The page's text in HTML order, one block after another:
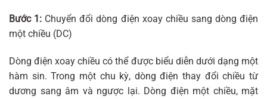
Bước 1: Chuyển đổi dòng điện xoay chiều sang dòng điện
một chiều (DC)
Dòng điện xoay chiều có thể được biểu diễn dưới dạng một
hàm sin. Trong một chu kỳ, dòng điện thay đổi chiều từ
dương sang âm và ngược lại. Dòng điện một chiều, mặt